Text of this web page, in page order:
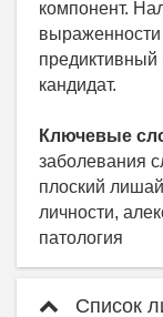
компонент.
выраженности
предиктивный
кандидат.
Ключевые
заболевания
плоский
личности,
патология
Список